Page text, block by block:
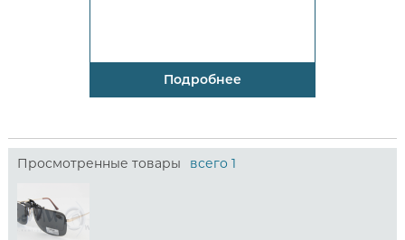
Подробнее
Просмотренные товары всего 1